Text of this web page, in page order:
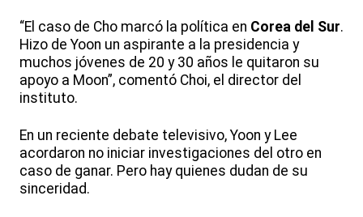
“El caso de Cho marcó la política en Corea del Sur.
Hizo de Yoon un aspirante a la presidencia y
muchos jóvenes de 20 y 30 años le quitaron su
apoyo a Moon”, comentó Choi, el director del
instituto.
En un reciente debate televisivo, Yoon y Lee
acordaron no iniciar investigaciones del otro en
caso de ganar. Pero hay quienes dudan de su
sinceridad.